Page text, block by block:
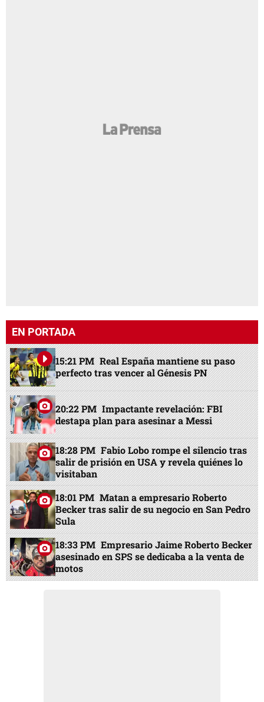
EN PORTADA
15:21 PM Real España mantiene su paso
perfecto tras vencer al Génesis PN
20:22 PM Impactante revelación: FBI
destapa plan para asesinar a Messi
18:28 PM Fabio Lobo rompe el silencio tras
salir de prisión en USA y revela quiénes lo
visitaban
18:01 PM Matan a empresario Roberto
Becker tras salir de su negocio en San Pedro
Sula
18:33 PM Empresario Jaime Roberto Becker
asesinado en SPS se dedicaba a la venta de
motos